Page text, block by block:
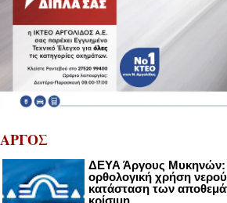
ΑΡΓΟΣ
ΔΕΥΑ Άργους Μυκηνών:
ορθολογική χρήση
κατάσταση των
κρίσιμη